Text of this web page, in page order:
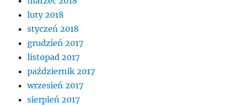
luty 2018
styczeń 2018
grudzień 2017
listopad 2017
październik 2017
wrzesień 2017
sierpień 2017